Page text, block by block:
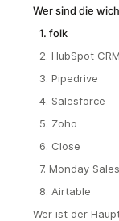
Wer sind die
von Attio CRM?
1. folk
2. HubSpot CRM
3. Pipedrive
4. Salesforce
5. Zoho
6. Close
7. Monday
8. Airtable
Wer ist der